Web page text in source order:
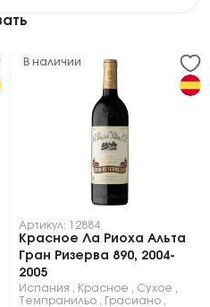
В наличии
Артикул: 12884
Красное Ла Риоха Альта
Гран Ризерва 890, 2004-
2005
Испания Красное Сухое
Темпранильо
Грасиано